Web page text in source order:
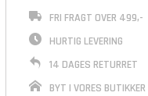
FRI FRAGT OVER 499,-
HURTIG LEVERING
14 DAGES RETURRET
BYT I VORES BUTIKKER